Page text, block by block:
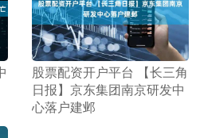
​股票配资开户平台 【长三角
日报】京东集团南京研发中
心落户建邺